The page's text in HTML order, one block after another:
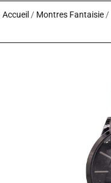
Accueil/ Montres Fantaisie/